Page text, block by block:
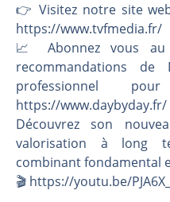
👉️ Visitez notre site
https://www.tvfmedia.fr/
📈 Abonnez vous au
recommandations
professionnel
https://www.daybyday.fr/
Découvrez son
valorisation à long
combinant fondamental
🎬️ https://youtu.be/